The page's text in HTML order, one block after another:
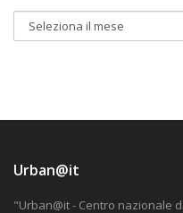
Urban@it
"Urban@it - Centro nazionale